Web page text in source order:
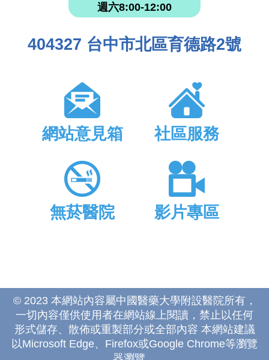
週六8:00-12:00
404327 台中市北區育德路2號
網站意見箱 社區服務
無菸醫院 影片專區
© 2023 本網站內容屬中國醫藥大學附設醫院所有，
一切內容僅供使用者在網站線上閱讀，禁止以任何
形式儲存、散佈或重製部分或全部內容 本網站建議
以Microsoft Edge、Firefox或Google Chrome等瀏覽